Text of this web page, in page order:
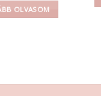
OLVASOM